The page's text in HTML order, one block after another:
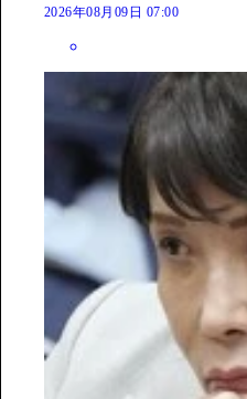
2026年08月09日 07:00